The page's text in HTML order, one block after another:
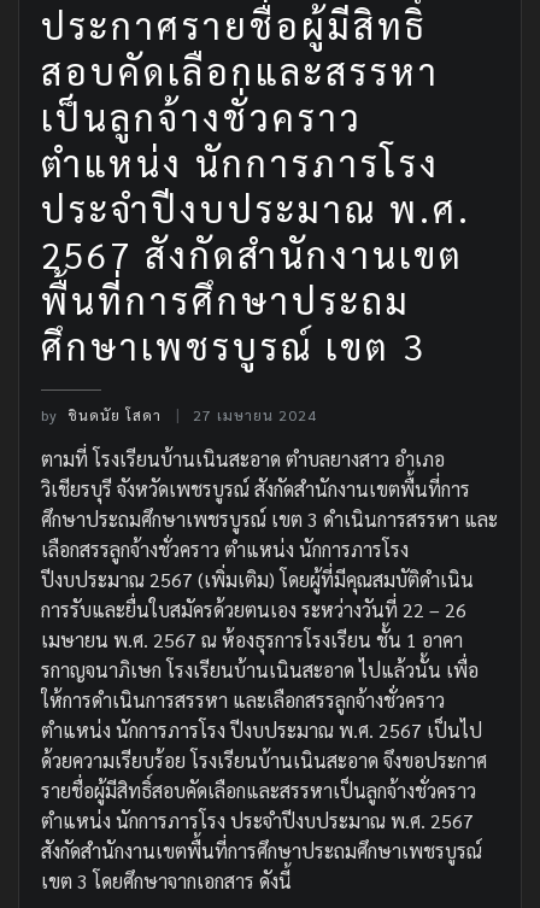
ประกาศรายชื่อผู้มีสิทธิ์
สอบคัดเลือกและสรรหา
เป็นลูกจ้างชั่วคราว
ตำแหน่ง นักการภารโรง
ประจำปีงบประมาณ พ.ศ.
2567 สังกัดสำนักงานเขต
พื้นที่การศึกษาประถม
ศึกษาเพชรบูรณ์ เขต 3
by ชินดนัย โสดา 27 เมษายน 2024
ตามที่ โรงเรียนบ้านเนินสะอาด ตำบลยางสาว อำเภอ
วิเชียรบุรี จังหวัดเพชรบูรณ์ สังกัดสำนักงานเขตพื้นที่การ
ศึกษาประถมศึกษาเพชรบูรณ์ เขต 3 ดำเนินการสรรหา และ
เลือกสรรลูกจ้างชั่วคราว ตำแหน่ง นักการภารโรง
ปีงบประมาณ 2567 (เพิ่มเติม) โดยผู้ที่มีคุณสมบัติดำเนิน
การรับและยื่นใบสมัครด้วยตนเอง ระหว่างวันที่ 22 – 26
เมษายน พ.ศ. 2567 ณ ห้องธุรการโรงเรียน ชั้น 1 อาคา
รกาญจนาภิเษก โรงเรียนบ้านเนินสะอาด ไปแล้วนั้น เพื่อ
ให้การดำเนินการสรรหา และเลือกสรรลูกจ้างชั่วคราว
ตำแหน่ง นักการภารโรง ปีงบประมาณ พ.ศ. 2567 เป็นไป
ด้วยความเรียบร้อย โรงเรียนบ้านเนินสะอาด จึงขอประกาศ
รายชื่อผู้มีสิทธิ์สอบคัดเลือกและสรรหาเป็นลูกจ้างชั่วคราว
ตำแหน่ง นักการภารโรง ประจำปีงบประมาณ พ.ศ. 2567
สังกัดสำนักงานเขตพื้นที่การศึกษาประถมศึกษาเพชรบูรณ์
เขต 3 โดยศึกษาจากเอกสาร ดังนี้